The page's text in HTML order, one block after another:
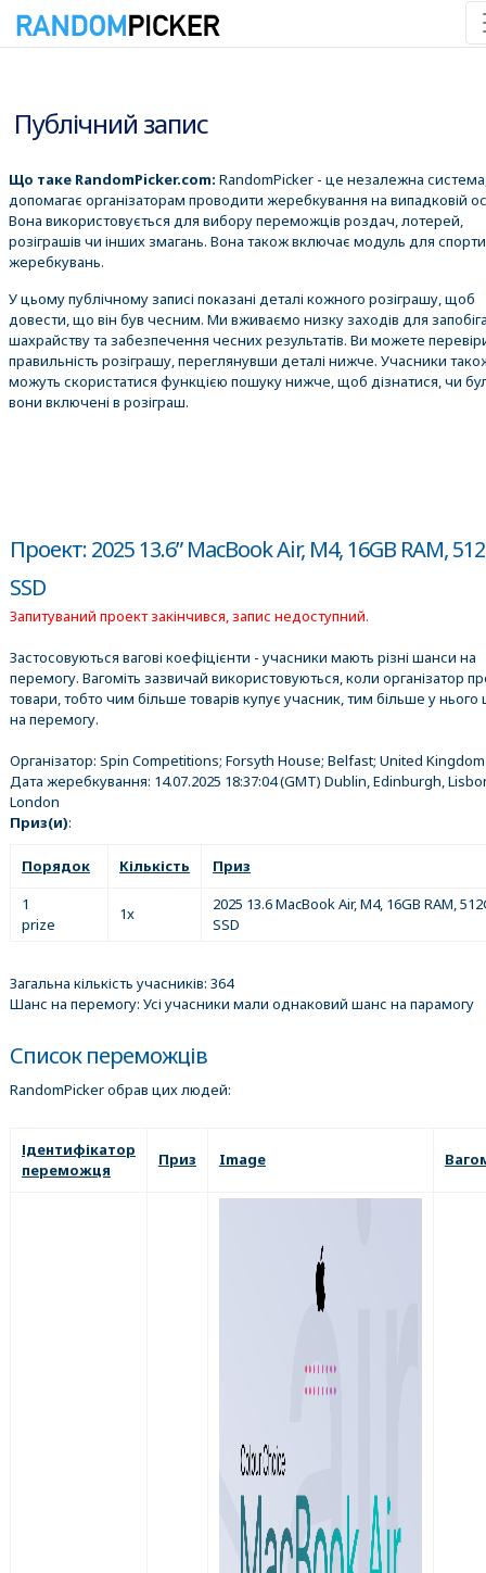
Публічний запис
Що таке RandomPicker.com: RandomPicker - це незалежна
допомагає організаторам проводити жеребкування на випадковій
Вона використовується для вибору переможців роздач, лотерей,
розіграшів чи інших змагань. Вона також включає модуль для
жеребкувань.
У цьому публічному записі показані деталі кожного розіграшу, щоб
довести, що він був чесним. Ми вживаємо низку заходів для
шахрайству та забезпечення чесних результатів. Ви можете
правильність розіграшу, переглянувши деталі нижче. Учасники
можуть скористатися функцією пошуку нижче, щоб дізнатися, чи
вони включені в розіграш.
Проект: 2025 13.6” MacBook Air, M4, 16GB RAM,
SSD
Запитуваний проект закінчився, запис недоступний.
Застосовуються вагові коефіцієнти - учасники мають різні шанси на
перемогу. Вагоміть зазвичай використовуються, коли організатор
товари, тобто чим більше товарів купує учасник, тим більше у нього
на перемогу.
Організатор: Spin Competitions; Forsyth House; Belfast; United Kingdom
Дата жеребкування: 14.07.2025 18:37:04(GMT) Dublin, Edinburgh,
London
Приз(и):
Порядок Кількість
Приз
1
prize
1x
2025 13.6 MacBook Air, M4, 16GB RAM,
SSD
Загальна кількість учасників: 364
Шанс на перемогу: Усі учасники мали однаковий шанс на парамогу
Список переможців
RandomPicker обрав цих людей:
Ідентифікатор
переможця
Приз Image